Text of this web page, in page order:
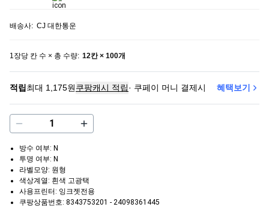
배송사: CJ 대한통운
1장당 칸 수 × 총 수량: 12칸 × 100개
적립최대 1,175원쿠팡캐시 적립· 쿠페이 머니 결제시 혜택보기
방수 여부: N
투명 여부: N
라벨모양: 원형
색상계열: 흰색 고광택
사용프린터: 잉크젯전용
쿠팡상품번호: 8343753201 - 24098361445